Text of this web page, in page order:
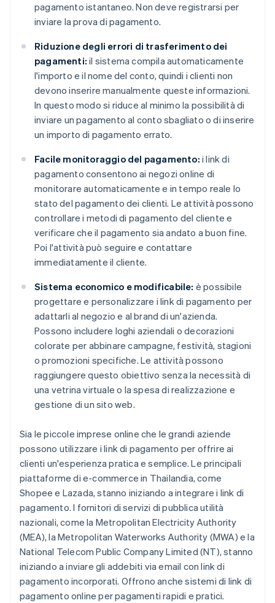
pagamento istantaneo. Non deve registrarsi per
inviare la prova di pagamento.
Riduzione degli errori di trasferimento dei
pagamenti: il sistema compila automaticamente
l'importo e il nome del conto, quindi i clienti non
devono inserire manualmente queste informazioni.
In questo modo si riduce al minimo la possibilità di
inviare un pagamento al conto sbagliato o di inserire
un importo di pagamento errato.
Facile monitoraggio del pagamento: i link di
pagamento consentono ai negozi online di
monitorare automaticamente e in tempo reale lo
stato del pagamento dei clienti. Le attività possono
controllare i metodi di pagamento del cliente e
verificare che il pagamento sia andato a buon fine.
Poi l'attività può seguire e contattare
immediatamente il cliente.
Sistema economico e modificabile: è possibile
progettare e personalizzare i link di pagamento per
adattarli al negozio e al brand di un'azienda.
Possono includere loghi aziendali o decorazioni
colorate per abbinare campagne, festività, stagioni
o promozioni specifiche. Le attività possono
raggiungere questo obiettivo senza la necessità di
una vetrina virtuale o la spesa di realizzazione e
gestione di un sito web.
Sia le piccole imprese online che le grandi aziende
possono utilizzare i link di pagamento per offrire ai
clienti un'esperienza pratica e semplice. Le principali
piattaforme di e-commerce in Thailandia, come
Shopee e Lazada, stanno iniziando a integrare i link di
pagamento. I fornitori di servizi di pubblica utilità
nazionali, come la Metropolitan Electricity Authority
(MEA), la Metropolitan Waterworks Authority (MWA) e la
National Telecom Public Company Limited (NT), stanno
iniziando a inviare gli addebiti via email con link di
pagamento incorporati. Offrono anche sistemi di link di
pagamento online per pagamenti rapidi e pratici.